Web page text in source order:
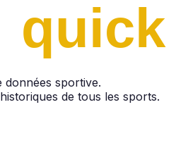
données sportive.
de tous les sports.